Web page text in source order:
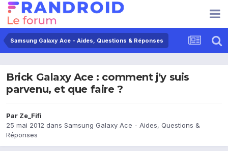
Samsung Galaxy Ace - Aides, Questions & Réponses
Brick Galaxy Ace : comment j'y suis
parvenu, et que faire ?
Par Ze_Fifi
25 mai 2012 dans Samsung Galaxy Ace - Aides, Questions &
Réponses